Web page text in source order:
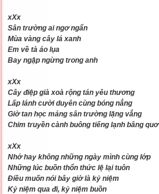
xXx
Sân trường ai ngơ ngẩn
Mùa vàng cây lá xanh
Em về tà áo lụa
Bay ngập ngừng trong anh
xXx
Cây điệp già xoà rộng tán yêu thương
Lấp lánh cười duyên cùng bóng nắng
Giờ tan học mảng sân trường lặng vắng
Chim truyền cành buông tiếng lạnh bâng quơ
xXx
Nhớ hay không những ngày mình cùng lớp
Những lúc buồn thổn thức lệ lại tuôn
Điều muốn nói bây giờ là kỷ niệm
Kỷ niệm qua đi, kỷ niệm buồn